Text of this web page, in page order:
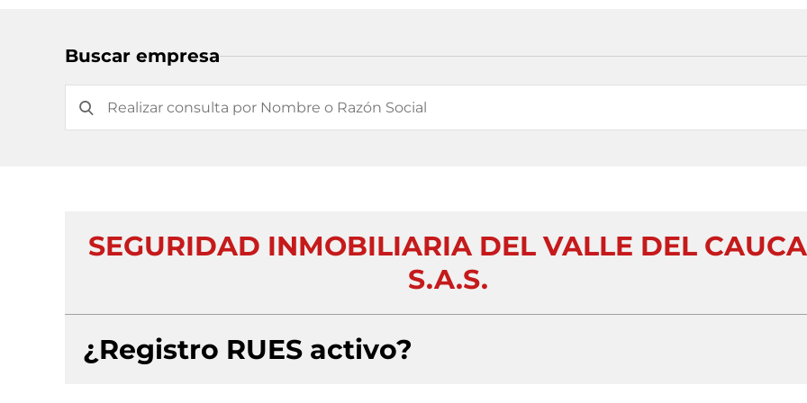
Buscar empresa
SEGURIDAD INMOBILIARIA DEL VALLE DEL CAUCA
S.A.S.
¿Registro RUES activo?